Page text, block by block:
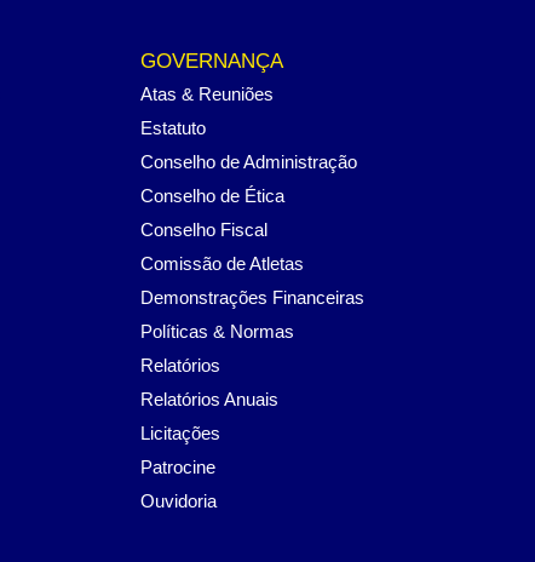
GOVERNANÇA
Atas & Reuniões
Estatuto
Conselho de Administração
Conselho de Ética
Conselho Fiscal
Comissão de Atletas
Demonstrações Financeiras
Políticas & Normas
Relatórios
Relatórios Anuais
Licitações
Patrocine
Ouvidoria